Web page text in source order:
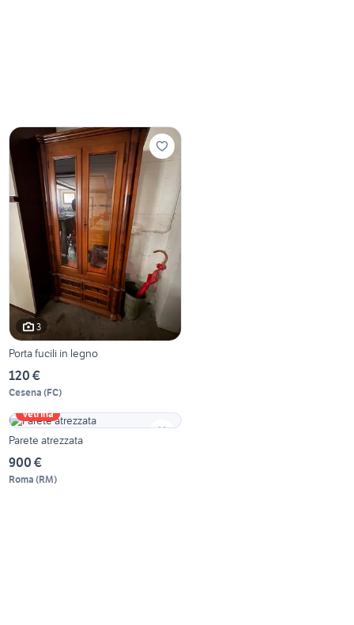
3
Porta fucili in legno
120 €
Cesena (FC)
Vetrina
Parete atrezzata
900 €
Roma (RM)